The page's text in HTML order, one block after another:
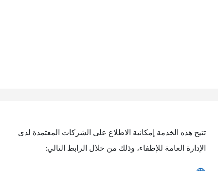
تتيح هذه الخدمة إمكانية الاطلاع على الشركات المعتمدة لدى
الإدارة العامة للإطفاء، وذلك من خلال الرابط التالي: